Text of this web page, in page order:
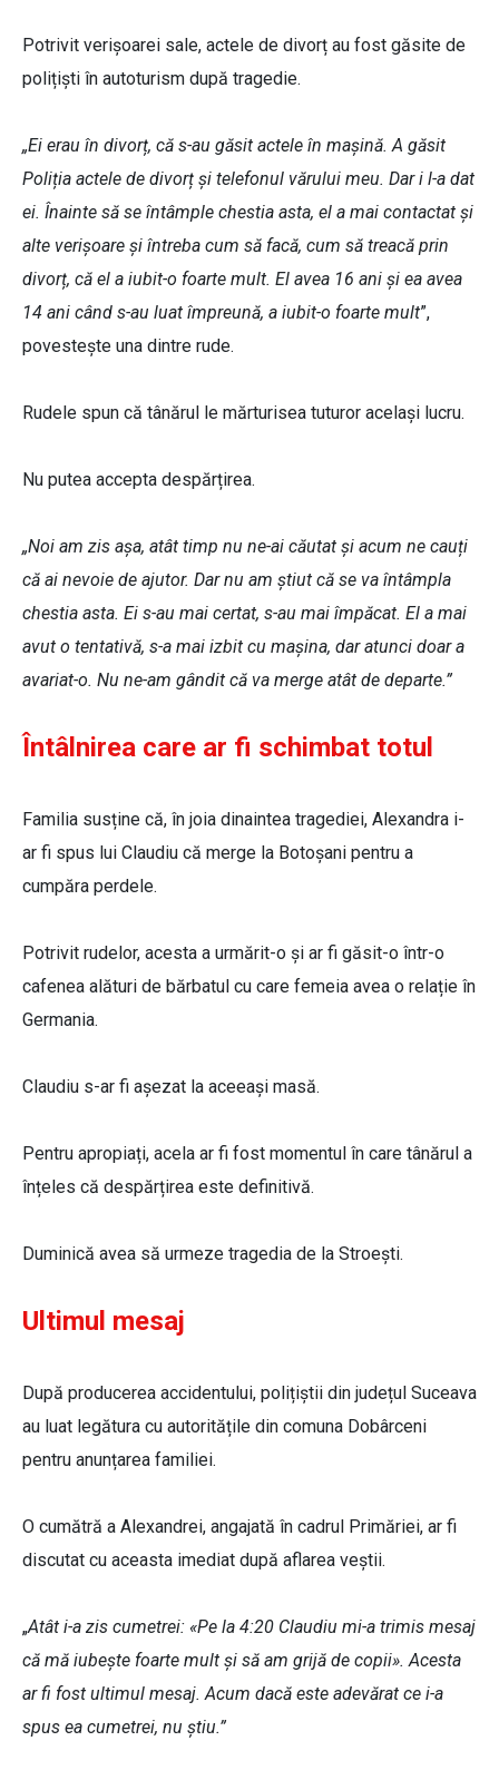
Potrivit verișoarei sale, actele de divorț au fost găsite de
polițiști în autoturism după tragedie.
„Ei erau în divorț, că s-au găsit actele în mașină. A găsit
Poliția actele de divorț și telefonul vărului meu. Dar i l-a dat
ei. Înainte să se întâmple chestia asta, el a mai contactat și
alte verișoare și întreba cum să facă, cum să treacă prin
divorț, că el a iubit-o foarte mult. El avea 16 ani și ea avea
14 ani când s-au luat împreună, a iubit-o foarte mult”,
povestește una dintre rude.
Rudele spun că tânărul le mărturisea tuturor același lucru.
Nu putea accepta despărțirea.
„Noi am zis așa, atât timp nu ne-ai căutat și acum ne cauți
că ai nevoie de ajutor. Dar nu am știut că se va întâmpla
chestia asta. Ei s-au mai certat, s-au mai împăcat. El a mai
avut o tentativă, s-a mai izbit cu mașina, dar atunci doar a
avariat-o. Nu ne-am gândit că va merge atât de departe.”
Întâlnirea care ar fi schimbat totul
Familia susține că, în joia dinaintea tragediei, Alexandra i-
ar fi spus lui Claudiu că merge la Botoșani pentru a
cumpăra perdele.
Potrivit rudelor, acesta a urmărit-o și ar fi găsit-o într-o
cafenea alături de bărbatul cu care femeia avea o relație în
Germania.
Claudiu s-ar fi așezat la aceeași masă.
Pentru apropiați, acela ar fi fost momentul în care tânărul a
înțeles că despărțirea este definitivă.
Duminică avea să urmeze tragedia de la Stroești.
Ultimul mesaj
După producerea accidentului, polițiștii din județul Suceava
au luat legătura cu autoritățile din comuna Dobârceni
pentru anunțarea familiei.
O cumătră a Alexandrei, angajată în cadrul Primăriei, ar fi
discutat cu aceasta imediat după aflarea veștii.
„Atât i-a zis cumetrei: «Pe la 4:20 Claudiu mi-a trimis mesaj
că mă iubește foarte mult și să am grijă de copii». Acesta
ar fi fost ultimul mesaj. Acum dacă este adevărat ce i-a
spus ea cumetrei, nu știu.”